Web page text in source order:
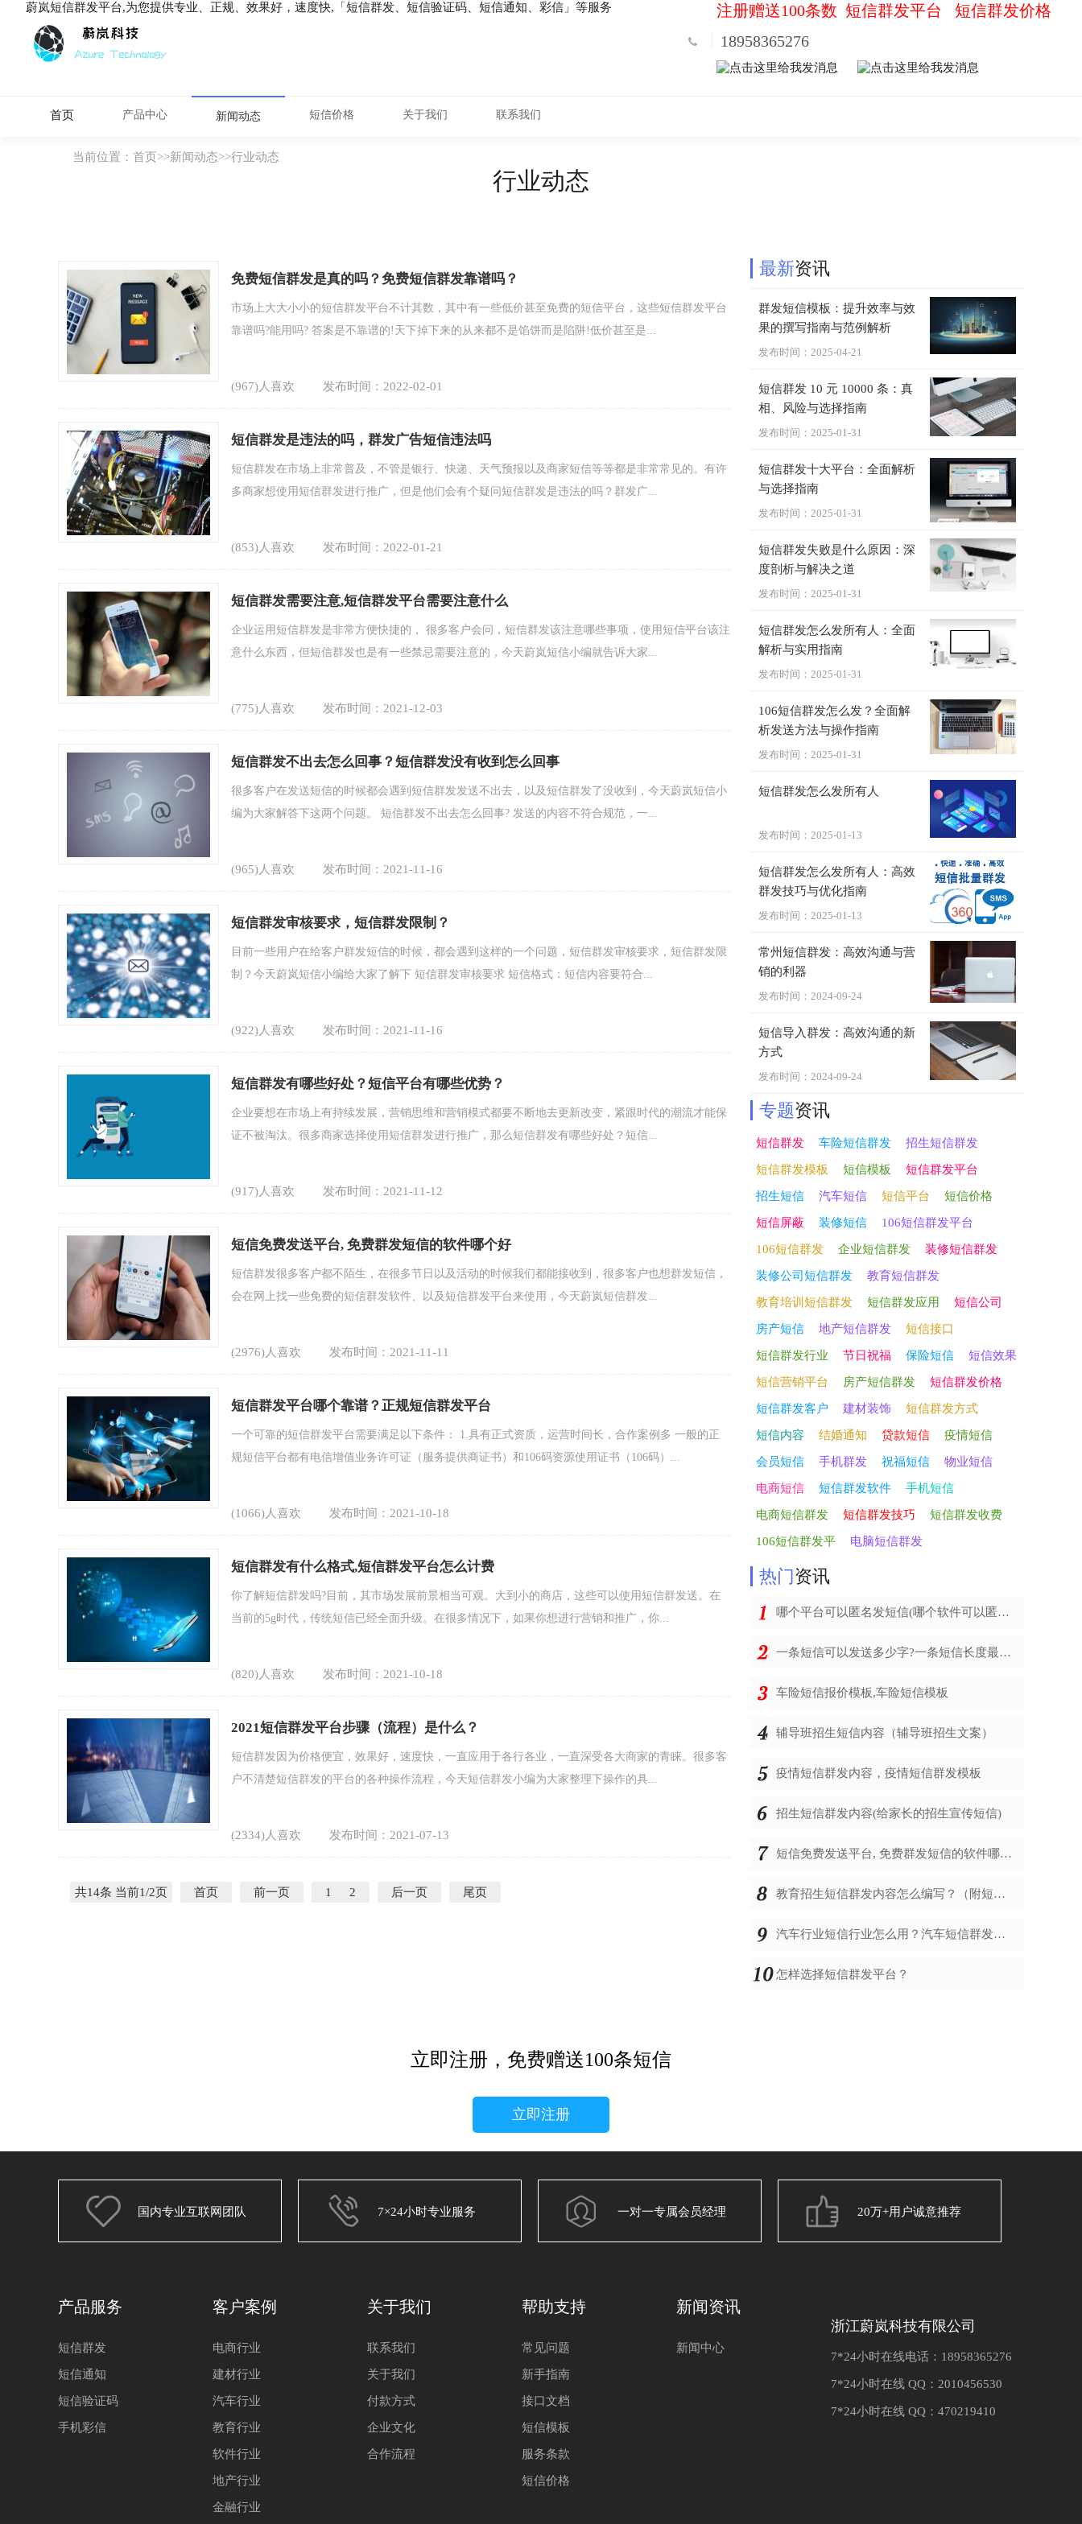
蔚岚短信群发平台,为您提供专业、正规、效果好，速度快,「短信群发、短信验证码、短信通知、彩信」等服务 注册赠送100条数 短信群发平台
短信群发价格
18958365276
首页 产品中心 新闻动态 短信价格 关于我们 联系我们
当前位置： 首页>>新闻动态>>行业动态
行业动态
免费短信群发是真的吗？免费短信群发靠谱吗？
市场上大大小小的短信群发平台不计其数，其中有一些低价甚至免费的短信平台，这些短信群发平台
靠谱吗?能用吗? 答案是不靠谱的!天下掉下来的从来都不是馅饼而是陷阱!低价甚至是...
(967)人喜欢 发布时间：2022-02-01
短信群发是违法的吗，群发广告短信违法吗
短信群发在市场上非常普及，不管是银行、快递、天气预报以及商家短信等等都是非常常见的。有许
多商家想使用短信群发进行推广，但是他们会有个疑问短信群发是违法的吗？群发广...
(853)人喜欢 发布时间：2022-01-21
短信群发需要注意,短信群发平台需要注意什么
企业运用短信群发是非常方便快捷的， 很多客户会问，短信群发该注意哪些事项，使用短信平台该注
意什么东西，但短信群发也是有一些禁忌需要注意的，今天蔚岚短信小编就告诉大家...
(775)人喜欢 发布时间：2021-12-03
短信群发不出去怎么回事？短信群发没有收到怎么回事
很多客户在发送短信的时候都会遇到短信群发发送不出去，以及短信群发了没收到，今天蔚岚短信小
编为大家解答下这两个问题。 短信群发不出去怎么回事? 发送的内容不符合规范，一...
(965)人喜欢 发布时间：2021-11-16
短信群发审核要求，短信群发限制？
目前一些用户在给客户群发短信的时候，都会遇到这样的一个问题，短信群发审核要求，短信群发限
制？今天蔚岚短信小编给大家了解下 短信群发审核要求 短信格式：短信内容要符合...
(922)人喜欢 发布时间：2021-11-16
短信群发有哪些好处？短信平台有哪些优势？
企业要想在市场上有持续发展，营销思维和营销模式都要不断地去更新改变，紧跟时代的潮流才能保
证不被淘汰。很多商家选择使用短信群发进行推广，那么短信群发有哪些好处？短信...
(917)人喜欢 发布时间：2021-11-12
短信免费发送平台, 免费群发短信的软件哪个好
短信群发很多客户都不陌生，在很多节日以及活动的时候我们都能接收到，很多客户也想群发短信，
会在网上找一些免费的短信群发软件、以及短信群发平台来使用，今天蔚岚短信群发...
(2976)人喜欢 发布时间：2021-11-11
短信群发平台哪个靠谱？正规短信群发平台
一个可靠的短信群发平台需要满足以下条件： 1.具有正式资质，运营时间长，合作案例多 一般的正
规短信平台都有电信增值业务许可证（服务提供商证书）和106码资源使用证书（106码）...
(1066)人喜欢 发布时间：2021-10-18
短信群发有什么格式,短信群发平台怎么计费
你了解短信群发吗?目前，其市场发展前景相当可观。大到小的商店，这些可以使用短信群发送。在
当前的5g时代，传统短信已经全面升级。在很多情况下，如果你想进行营销和推广，你...
(820)人喜欢 发布时间：2021-10-18
2021短信群发平台步骤（流程）是什么？
短信群发因为价格便宜，效果好，速度快，一直应用于各行各业，一直深受各大商家的青睐。很多客
户不清楚短信群发的平台的各种操作流程，今天短信群发小编为大家整理下操作的具...
(2334)人喜欢 发布时间：2021-07-13
共14条 当前1/2页 首页 前一页 1 2 后一页 尾页
最新资讯
群发短信模板：提升效率与效
果的撰写指南与范例解析
发布时间：2025-04-21
短信群发 10 元 10000 条：真
相、风险与选择指南
发布时间：2025-01-31
短信群发十大平台：全面解析
与选择指南
发布时间：2025-01-31
短信群发失败是什么原因：深
度剖析与解决之道
发布时间：2025-01-31
短信群发怎么发所有人：全面
解析与实用指南
发布时间：2025-01-31
106短信群发怎么发？全面解
析发送方法与操作指南
发布时间：2025-01-31
短信群发怎么发所有人
发布时间：2025-01-13
短信群发怎么发所有人：高效
群发技巧与优化指南
发布时间：2025-01-13
常州短信群发：高效沟通与营
销的利器
发布时间：2024-09-24
短信导入群发：高效沟通的新
方式
发布时间：2024-09-24
专题资讯
短信群发 车险短信群发 招生短信群发
短信群发模板 短信模板 短信群发平台
招生短信 汽车短信 短信平台 短信价格
短信屏蔽 装修短信 106短信群发平台
106短信群发 企业短信群发 装修短信群发
装修公司短信群发 教育短信群发
教育培训短信群发 短信群发应用 短信公司
房产短信 地产短信群发 短信接口
短信群发行业 节日祝福 保险短信 短信效果
短信营销平台 房产短信群发 短信群发价格
短信群发客户 建材装饰 短信群发方式
短信内容 结婚通知 贷款短信 疫情短信
会员短信 手机群发 祝福短信 物业短信
电商短信 短信群发软件 手机短信
电商短信群发 短信群发技巧 短信群发收费
106短信群发平 电脑短信群发
热门资讯
哪个平台可以匿名发短信(哪个软件可以匿名发短信)
一条短信可以发送多少字?一条短信长度最多多少字
车险短信报价模板,车险短信模板
辅导班招生短信内容（辅导班招生文案）
疫情短信群发内容，疫情短信群发模板
招生短信群发内容(给家长的招生宣传短信)
短信免费发送平台, 免费群发短信的软件哪个好
教育招生短信群发内容怎么编写？（附短信模板）
汽车行业短信行业怎么用？汽车短信群发内容怎么编辑？
怎样选择短信群发平台？
立即注册，免费赠送100条短信
立即注册
国内专业互联网团队 7×24小时专业服务 一对一专属会员经理 20万+用户诚意推荐
产品服务
短信群发
短信通知
短信验证码
手机彩信
客户案例
电商行业
建材行业
汽车行业
教育行业
软件行业
地产行业
金融行业
关于我们
联系我们
关于我们
付款方式
企业文化
合作流程
帮助支持
常见问题
新手指南
接口文档
短信模板
服务条款
短信价格
新闻资讯
新闻中心
浙江蔚岚科技有限公司
7*24小时在线电话：18958365276
7*24小时在线 QQ：2010456530
7*24小时在线 QQ：470219410